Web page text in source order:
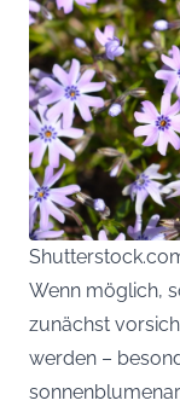
Wenn möglich,
zunächst
werden –